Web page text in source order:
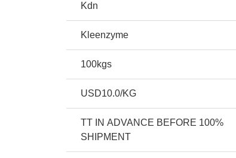
Kdn
Kleenzyme
100kgs
USD10.0/KG
100% TT IN ADVANCE BEFORE
SHIPMENT